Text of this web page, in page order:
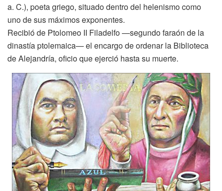
a. C.), poeta griego, situado dentro del helenismo como
uno de sus máximos exponentes.
Recibió de Ptolomeo II Filadelfo —segundo faraón de la
dinastía ptolemaica— el encargo de ordenar la Biblioteca
de Alejandría, oficio que ejerció hasta su muerte.